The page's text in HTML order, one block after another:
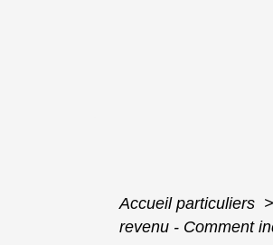
Accueil particuliers >
revenu - Comment